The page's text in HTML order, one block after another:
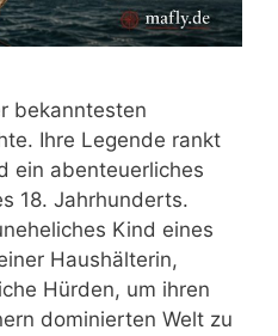
bekanntesten
Ihre Legende rankt
ein abenteuerliches
18. Jahrhunderts.
Kind eines
Haushälterin,
Hürden, um ihren
dominierten Welt zu